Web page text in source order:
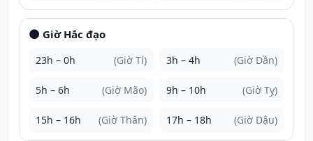
🌑 Giờ Hắc đạo
23h – 0h (Giờ Tí) 3h – 4h (Giờ Dần)
5h – 6h (Giờ Mão) 9h – 10h (Giờ Tỵ)
15h – 16h (Giờ Thân) 17h – 18h (Giờ Dậu)